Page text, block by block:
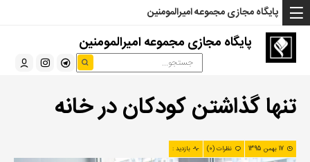
... Read more »" />
... Read more »" />... Read more »" />
پایگاه مجازی مجموعه امیرالمومنین
پایگاه مجازی مجموعه امیرالمومنین
تنها گذاشتن کودکان در خانه
17 بهمن 1395 نظرات (0) بازدید :